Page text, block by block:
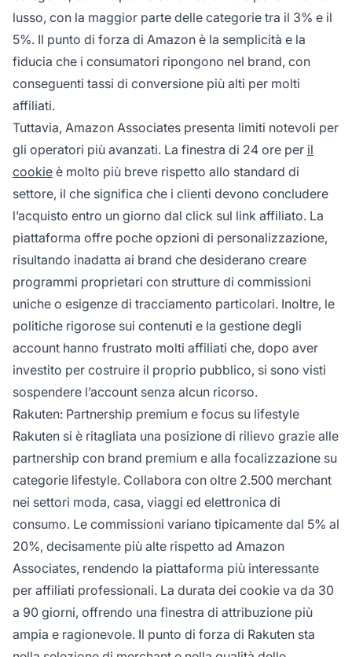
lusso, con la maggior parte delle categorie tra il 3% e il
5%. Il punto di forza di Amazon è la semplicità e la
fiducia che i consumatori ripongono nel brand, con
conseguenti tassi di conversione più alti per molti
affiliati.
Tuttavia, Amazon Associates presenta limiti notevoli per
gli operatori più avanzati. La finestra di 24 ore per il
cookie è molto più breve rispetto allo standard di
settore, il che significa che i clienti devono concludere
l’acquisto entro un giorno dal click sul link affiliato. La
piattaforma offre poche opzioni di personalizzazione,
risultando inadatta ai brand che desiderano creare
programmi proprietari con strutture di commissioni
uniche o esigenze di tracciamento particolari. Inoltre, le
politiche rigorose sui contenuti e la gestione degli
account hanno frustrato molti affiliati che, dopo aver
investito per costruire il proprio pubblico, si sono visti
sospendere l’account senza alcun ricorso.
Rakuten: Partnership premium e focus su lifestyle
Rakuten si è ritagliata una posizione di rilievo grazie alle
partnership con brand premium e alla focalizzazione su
categorie lifestyle. Collabora con oltre 2.500 merchant
nei settori moda, casa, viaggi ed elettronica di
consumo. Le commissioni variano tipicamente dal 5% al
20%, decisamente più alte rispetto ad Amazon
Associates, rendendo la piattaforma più interessante
per affiliati professionali. La durata dei cookie va da 30
a 90 giorni, offrendo una finestra di attribuzione più
ampia e ragionevole. Il punto di forza di Rakuten sta